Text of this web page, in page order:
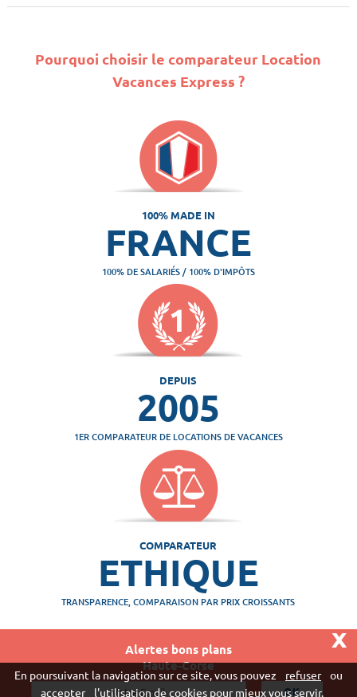
Alertes bons plans
Haute-Corse
x
Pourquoi choisir le comparateur Location
Vacances Express ?
100% MADE IN
FRANCE
100% DE SALARIÉS / 100% D'IMPÔTS
DEPUIS
2005
1ER COMPARATEUR DE LOCATIONS DE VACANCES
COMPARATEUR
ETHIQUE
TRANSPARENCE, COMPARAISON PAR PRIX CROISSANTS
Vivaweb SARL - RCS Créteil n°790 591 572
En poursuivant la navigation sur ce site, vous pouvez refuser
ou
accepter
l'utilisation de cookies pour mieux vous servir.